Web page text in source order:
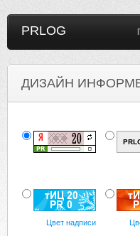
PRLOG
ДИЗАЙН
Цвет надписи